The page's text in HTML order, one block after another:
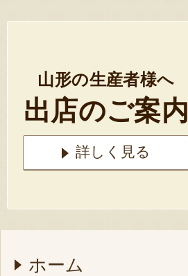
山形の生産者様へ
出店のご案内
詳しく見る
ホーム